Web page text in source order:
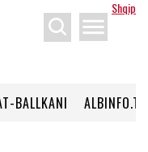
Shqip
menu
BALLKANI ALBINFO.TV